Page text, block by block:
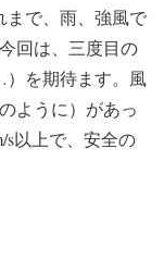
で、雨、強風で
回は、三度目の
を期待ます。風
ように）があっ
s以上で、安全の